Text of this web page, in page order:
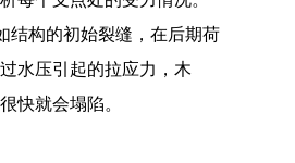
结构的初始裂缝，在后期荷
水压引起的拉应力，木
快就会塌陷。